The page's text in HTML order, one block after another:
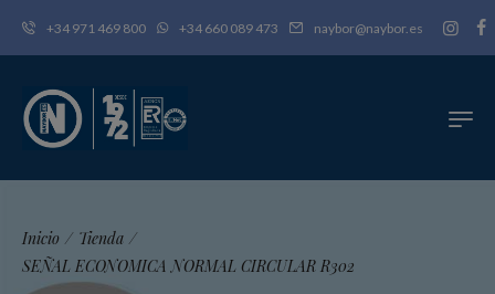
+34 971 469 800 +34 660 089 473 naybor@naybor.es
Inicio / Tienda /
SEÑAL ECONOMICA NORMAL CIRCULAR R302